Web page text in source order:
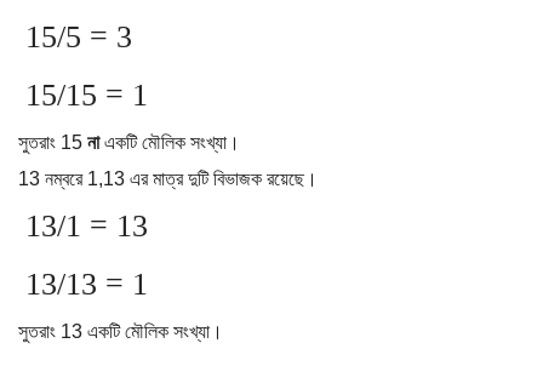
15/5 = 3
15/15 = 1
সুতরাং 15 নাএকটি মৌলিক সংখ্যা।
13 নম্বরে 1,13 এর মাত্র দুটি বিভাজক রয়েছে।
13/1 = 13
13/13 = 1
সুতরাং 13 একটি মৌলিক সংখ্যা।